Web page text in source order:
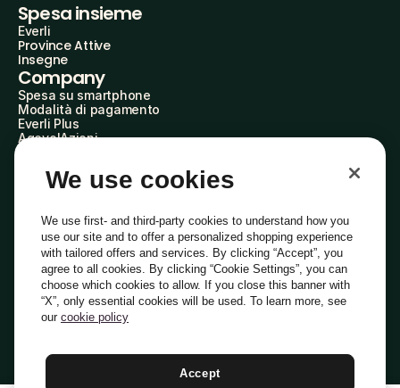
Spesa insieme
Everli
Province Attive
Insegne
Company
Spesa su smartphone
Modalità di pagamento
Everli Plus
AgevolAzioni
Everli Shoppers
Scopri chi siamo
Domande frequenti
Lavora con noi
Diventa Shopper
Investitori
PrivacyCookiePreferenze Cookie
Termini e Condizioni
Italiano
We use cookies
We use first- and third-party cookies to understand how you
use our site and to offer a personalized shopping experience
with tailored offers and services. By clicking “Accept”, you
agree to all cookies. By clicking “Cookie Settings”, you can
choose which cookies to allow. If you close this banner with
“X”, only essential cookies will be used. To learn more, see
our cookie policy
Accept